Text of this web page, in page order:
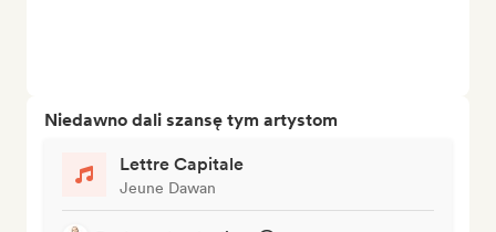
Niedawno dali szansę tym artystom
Lettre Capitale
Jeune Dawan